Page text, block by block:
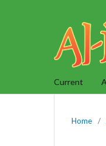
Current
Home /